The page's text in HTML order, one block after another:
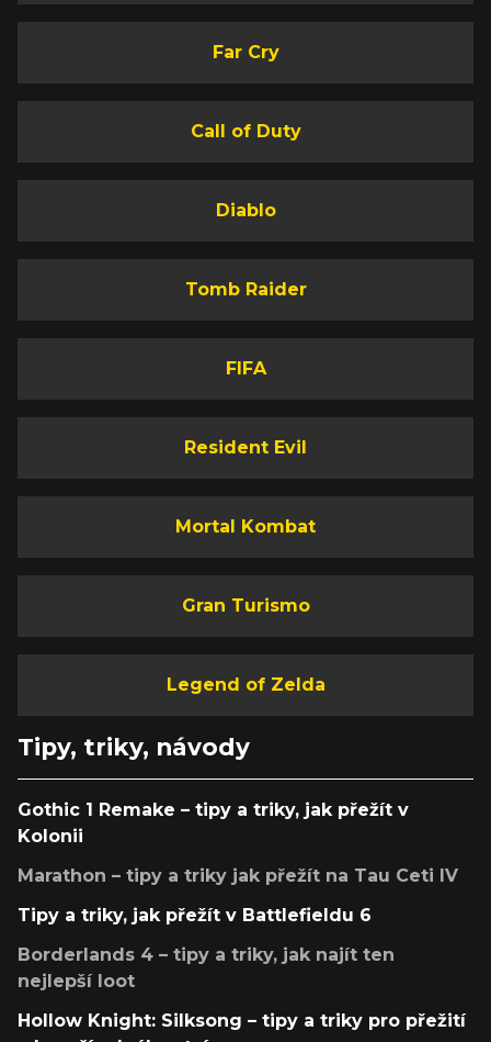
Far Cry
Call of Duty
Diablo
Tomb Raider
FIFA
Resident Evil
Mortal Kombat
Gran Turismo
Legend of Zelda
Tipy, triky, návody
Gothic 1 Remake – tipy a triky, jak přežít v
Kolonii
Marathon – tipy a triky jak přežít na Tau Ceti IV
Tipy a triky, jak přežít v Battlefieldu 6
Borderlands 4 – tipy a triky, jak najít ten
nejlepší loot
Hollow Knight: Silksong – tipy a triky pro přežití